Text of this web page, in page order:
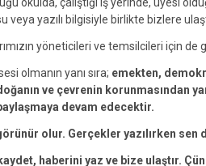
yazılı bilgisiyle birlikte bizlere
yöneticileri ve temsilcileri için de
olmanın yanı sıra; emekten,
ve çevrenin korunmasından
devam edecektir.
olur. Gerçekler yazılırken sen
haberini yaz ve bize ulaştır.